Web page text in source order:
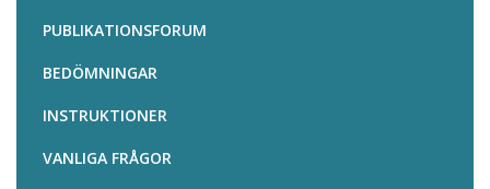
PUBLIKATIONSFORUM
BEDÖMNINGAR
INSTRUKTIONER
VANLIGA FRÅGOR